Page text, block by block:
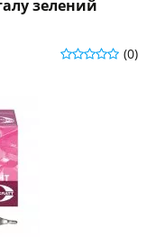
зелений
(0)